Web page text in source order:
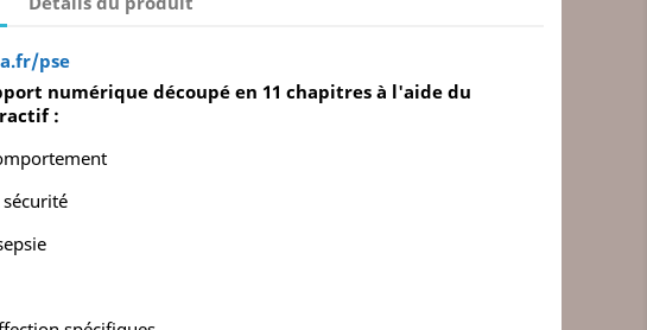
pse
numérique découpé en 11 chapitres à l'aide du
: